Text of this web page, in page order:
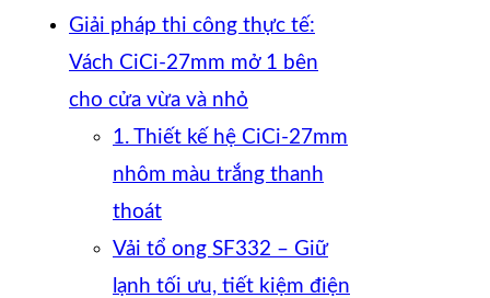
Giải pháp thi công thực tế:
Vách CiCi-27mm mở 1 bên
cho cửa vừa và nhỏ
1. Thiết kế hệ CiCi-27mm
nhôm màu trắng thanh
thoát
Vải tổ ong SF332 – Giữ
lạnh tối ưu, tiết kiệm điện